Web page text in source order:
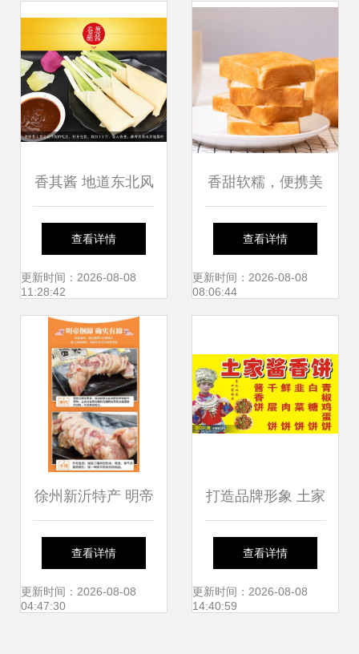
香其酱 地道东北风
味，一酱百搭的味
蕾盛宴
查看详情
更新时间：2026-08-08
11:28:42
香甜软糯，便携美
味 生吐司手撕面包
的休闲新选择
查看详情
更新时间：2026-08-08
08:06:44
徐州新沂特产 明帝
嫩化型捆香蹄，匠
心传承的肉香盛宴
查看详情
更新时间：2026-08-08
04:47:30
打造品牌形象 土家
香酱饼的全套视觉
识别素材解析
查看详情
更新时间：2026-08-08
14:40:59